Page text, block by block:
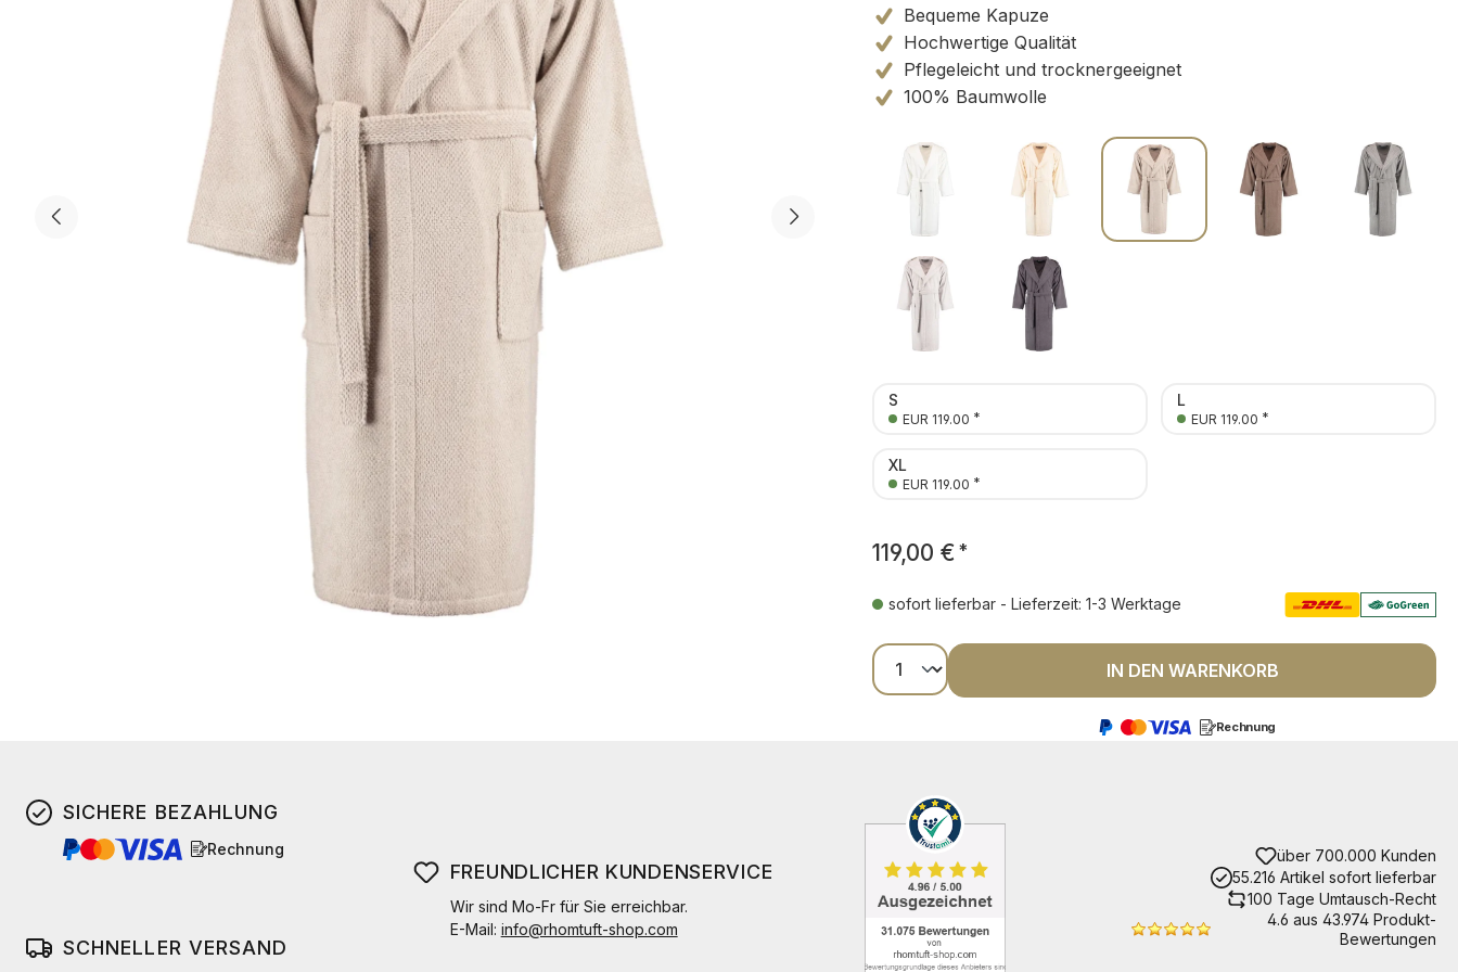
Bequeme Kapuze
Hochwertige Qualität
Pflegeleicht und trocknergeeignet
100% Baumwolle
S
EUR 119.00 *
L
EUR 119.00 *
XL
EUR 119.00 *
119,00 € *
sofort lieferbar - Lieferzeit: 1-3 Werktage
Produkt Anzahl: Gib den gewünschten Wert
IN DEN WARENKORB
Rechnung
SICHERE BEZAHLUNG
Rechnung
SCHNELLER VERSAND
FREUNDLICHER KUNDENSERVICE
Wir sind Mo-Fr für Sie erreichbar.
E-Mail: info@rhomtuft-shop.com
über 700.000 Kunden
55.216 Artikel sofort lieferbar
100 Tage Umtausch-Recht
4.6 aus 43.974 Produkt-
Bewertungen